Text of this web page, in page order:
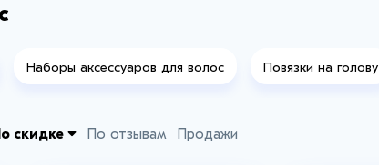
Наборы аксессуаров для волос Повязки на голову
скидке По отзывам Продажи